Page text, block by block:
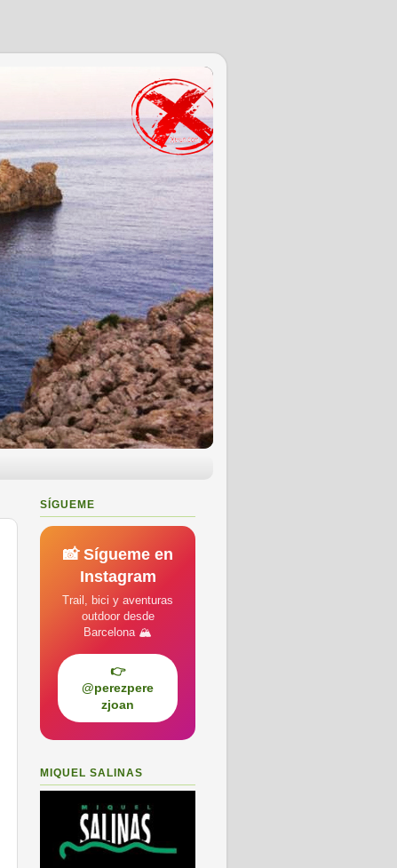
SÍGUEME
📸 Sígueme en
Instagram
Trail, bici y aventuras
outdoor desde
Barcelona 🏔️
👉
@perezpere
zjoan
MIQUEL SALINAS